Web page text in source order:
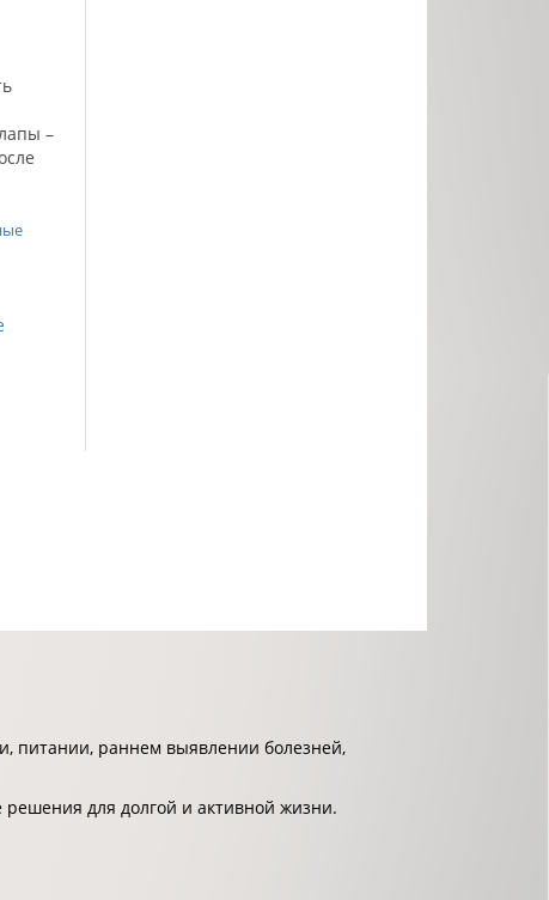
–
питании, раннем выявлении болезней,
для долгой и активной жизни.